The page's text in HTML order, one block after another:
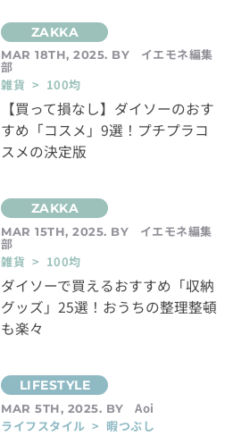
MAR 18TH, 2025. BY イエモネ編集
部
雑貨 > 100均
【買って損なし】ダイソーのおす
すめ「コスメ」9選！プチプラコ
スメの決定版
MAR 15TH, 2025. BY イエモネ編集
部
雑貨 > 100均
ダイソーで買えるおすすめ「収納
グッズ」25選！おうちの整理整頓
も楽々
MAR 5TH, 2025. BY
Aoi
ライフスタイル > 暇つぶし